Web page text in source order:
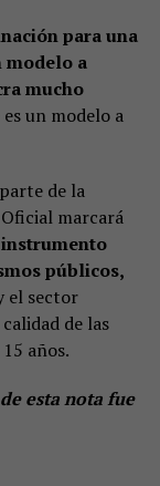
para una
modelo a
mucho
un modelo a
de la
marcará
públicos,
el sector
de las
años.
esta nota fue